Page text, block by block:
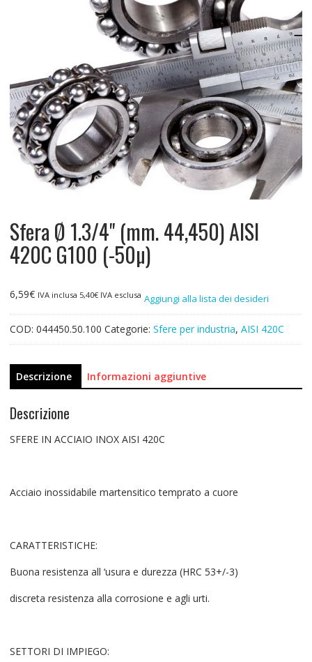
Sfera Ø 1.3/4" (mm. 44,450) AISI
420C G100 (-50µ)
6,59€ IVA inclusa 5,40€IVA esclusa Aggiungi alla lista dei desideri
COD: 044450.50.100 Categorie: Sfere per industria, AISI 420C
Descrizione Informazioni aggiuntive
Descrizione
SFERE IN ACCIAIO INOX AISI 420C
Acciaio inossidabile martensitico temprato a cuore
CARATTERISTICHE:
Buona resistenza all ‘usura e durezza (HRC 53+/-3)
discreta resistenza alla corrosione e agli urti.
SETTORI DI IMPIEGO: